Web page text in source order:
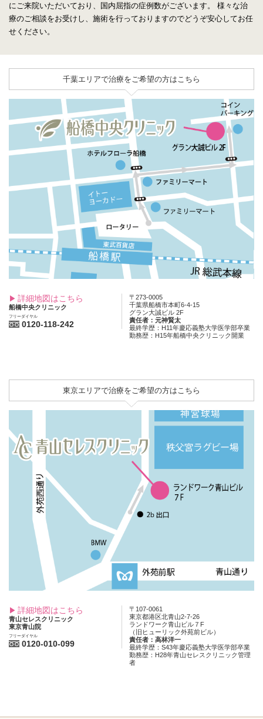
にご来院いただいており、国内屈指の症例数がございます。
様々な治
療のご相談をお受けし、施術を行っておりますのでどうぞ安心してお任
せください。
千葉エリアで治療をご希望の方はこちら
詳細地図はこちら
船橋中央クリニック
フリーダイヤル
0120-118-242
〒273-0005
千葉県船橋市本町6-4-15
グラン大誠ビル 2F
責任者：元神賢太
最終学歴：H11年慶応義塾大学医学部卒業
勤務歴：H15年船橋中央クリニック開業
東京エリアで治療をご希望の方はこちら
詳細地図はこちら
青山セレスクリニック
東京青山院
フリーダイヤル
0120-010-099
〒107-0061
東京都港区北青山2-7-26
ランドワーク青山ビル７F
（旧ヒューリック外苑前ビル）
責任者：高林洋一
最終学歴：S43年慶応義塾大学医学部卒業
勤務歴：H28年青山セレスクリニック管理
者